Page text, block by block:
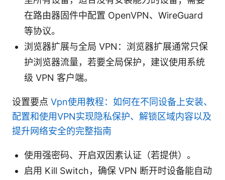
在路由器固件中配置 OpenVPN、WireGuard
等协议。
浏览器扩展与全局 VPN：浏览器扩展通常只保
护浏览器流量，若要全局保护，建议使用系统
级 VPN 客户端。
设置要点 Vpn使用教程：如何在不同设备上安装、
配置和使用VPN实现隐私保护、解锁区域内容以及
提升网络安全的完整指南
使用强密码、开启双因素认证（若提供）。
启用 Kill Switch，确保 VPN 断开时设备能自动